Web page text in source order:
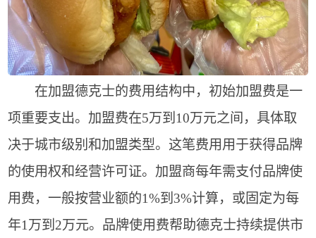
在加盟德克士的费用结构中，初始加盟费是一
项重要支出。加盟费在5万到10万元之间，具体取
决于城市级别和加盟类型。这笔费用用于获得品牌
的使用权和经营许可证。加盟商每年需支付品牌使
用费，一般按营业额的1%到3%计算，或固定为每
年1万到2万元。品牌使用费帮助德克士持续提供市